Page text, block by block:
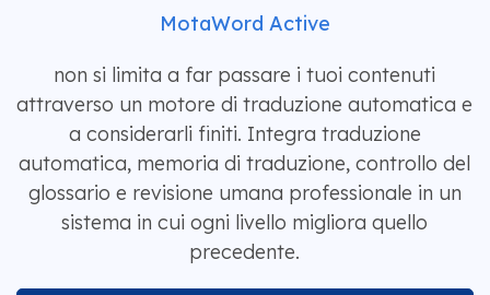
MotaWord Active
non si limita a far passare i tuoi contenuti
attraverso un motore di traduzione automatica e
a considerarli finiti. Integra traduzione
automatica, memoria di traduzione, controllo del
glossario e revisione umana professionale in un
sistema in cui ogni livello migliora quello
precedente.